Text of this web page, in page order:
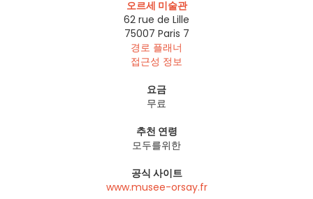
오르세 미술관
62 rue de Lille
75007 Paris 7
경로 플래너
접근성 정보
요금
무료
추천 연령
모두를위한
공식 사이트
www.musee-orsay.fr